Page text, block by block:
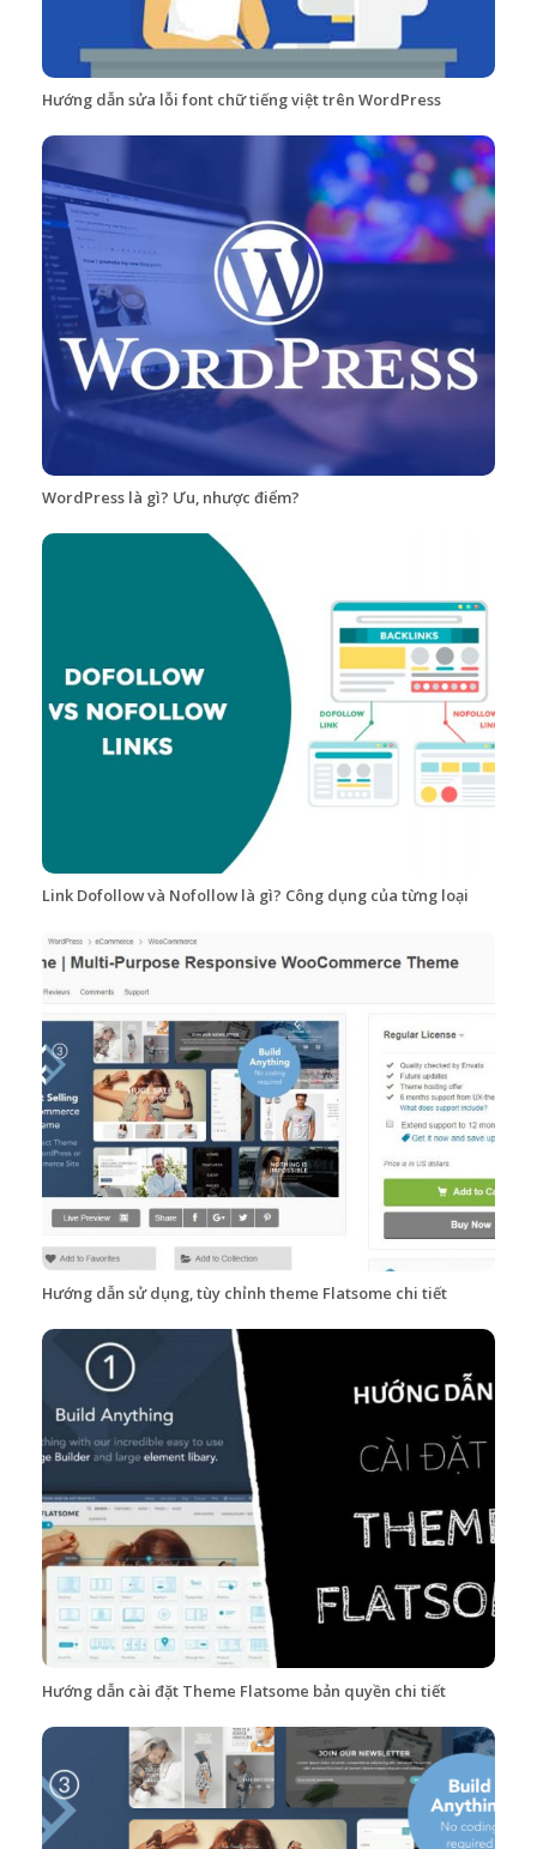
Hướng dẫn sửa lỗi font chữ tiếng việt trên WordPress
WordPress là gì? Ưu, nhược điểm?
Link Dofollow và Nofollow là gì? Công dụng của từng loại
Hướng dẫn sử dụng, tùy chỉnh theme Flatsome chi tiết
Hướng dẫn cài đặt Theme Flatsome bản quyền chi tiết